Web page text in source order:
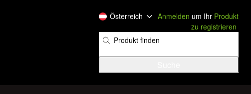
Österreich Anmelden um Ihr Produkt
zu registrieren